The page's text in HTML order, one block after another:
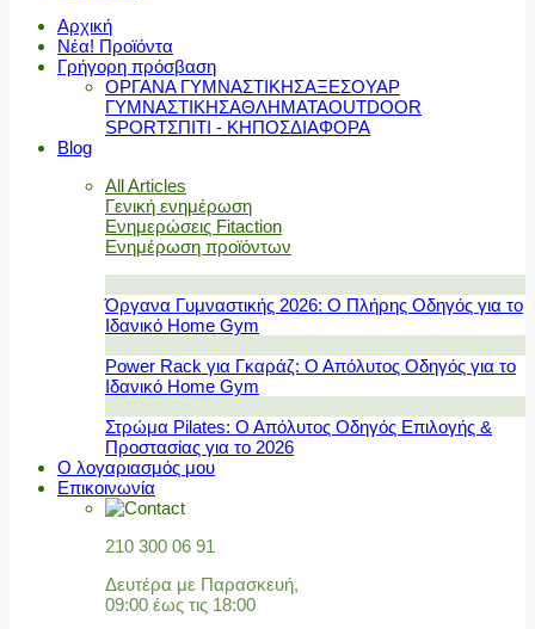
Αρχική
Νέα! Προϊόντα
Γρήγορη πρόσβαση
ΟΡΓΑΝΑ ΓΥΜΝΑΣΤΙΚΗΣΑΞΕΣΟΥΑΡ
ΓΥΜΝΑΣΤΙΚΗΣΑΘΛΗΜΑΤΑOUTDOOR
SPORTΣΠΙΤΙ - ΚΗΠΟΣΔΙΑΦΟΡΑ
Blog
All Articles
Γενική ενημέρωση
Ενημερώσεις Fitaction
Ενημέρωση προϊόντων
Όργανα Γυμναστικής 2026: Ο Πλήρης Οδηγός για το
Ιδανικό Home Gym
Power Rack για Γκαράζ: Ο Απόλυτος Οδηγός για το
Ιδανικό Home Gym
Στρώμα Pilates: Ο Απόλυτος Οδηγός Επιλογής &
Προστασίας για το 2026
Ο λογαριασμός μου
Επικοινωνία
210 300 06 91
Δευτέρα με Παρασκευή,
09:00 έως τις 18:00